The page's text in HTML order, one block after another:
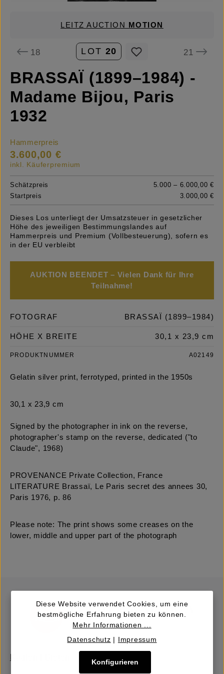
LEITZ AUCTION MOTION
18 LOT 20 21
BRASSAÏ (1899–1984) -
Madame Bijou, Paris
1932
Hammerpreis
3.600,00 €
inkl. Käuferpremium
Schätzpreis
5.000 – 6.000,00 €
Startpreis
3.000,00 €
Dieses Los unterliegt der Umsatzsteuer in gesetzlicher
Höhe des jeweiligen Bestimmungslandes auf
Hammerpreis und Premium (Vollbesteuerung), sofern es
in der EU verbleibt
AUKTION BEENDET – Vielen Dank für Ihre
Teilnahme!
FOTOGRAF BRASSAÏ (1899–1984)
HÖHE X BREITE 30,1 x 23,9 cm
PRODUKTNUMMER A02149
Gelatin silver print, ferrotyped, printed in the 1950s
30,1 x 23,9 cm
Signed by the photographer in ink on the reverse,
photographer's stamp on the reverse, dedicated ("to
Claude", 1968)
PROVENANCE Private Collection, France
LITERATURE Brassaï, Le Paris secret des annees 30,
Paris 1976, p. 86
Please note: The print shows some creases on the
lower, middle and upper part of the photograph
Diese Website verwendet Cookies, um eine
bestmögliche Erfahrung bieten zu können.
Mehr Informationen ...
Datenschutz | Impressum
Konfigurieren